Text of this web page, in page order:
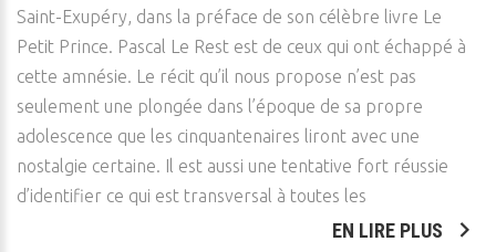
Saint-Exupéry, dans la préface de son célèbre livre Le
Petit Prince. Pascal Le Rest est de ceux qui ont échappé à
cette amnésie. Le récit qu’il nous propose n’est pas
seulement une plongée dans l’époque de sa propre
adolescence que les cinquantenaires liront avec une
nostalgie certaine. Il est aussi une tentative fort réussie
d’identifier ce qui est transversal à toutes les
EN LIRE PLUS